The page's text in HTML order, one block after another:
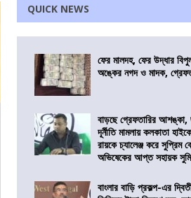
QUICK NEWS
ফের মালদহ, ফের উদ্ধার
অঙ্কের নগদ ও মাদক,
বাড়ছে গ্রেফতারির আশঙ্কা,
দূর্নীতি মামলায় কলকাতা
রায়কে চ্যালেঞ্জ করে সুপ্রিম
অভিষেকের আপ্ত সহায়ক
বাংলার বাড়ি প্রকল্প-এর